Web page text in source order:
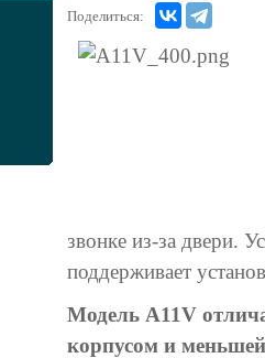
Поделиться:
звонке из-за двери.
поддерживает
Модель А11V
корпусом и